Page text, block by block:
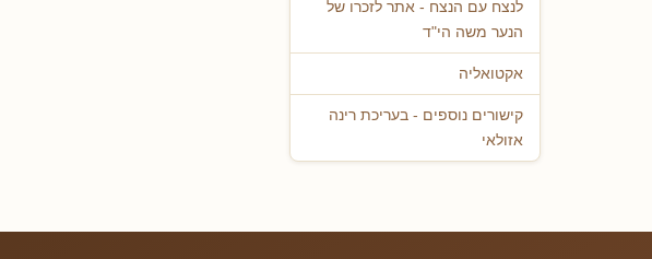
לנצח עם הנצח - אתר לזכרו של
הנער משה הי"ד
אקטואליה
קישורים נוספים - בעריכת רינה
אזולאי